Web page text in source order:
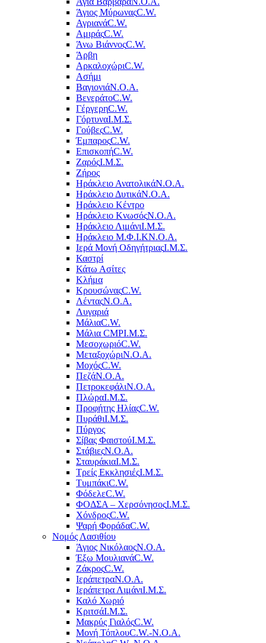
Άγιος ΜύρωναςC.W.
ΑγριανάC.W.
ΑμιράςC.W.
Άνω ΒιάννοςC.W.
Άρβη
ΑρκαλοχώριC.W.
Ασήμι
ΒαγιονιάΝ.Ο.Α.
ΒενεράτοC.W.
ΓέργερηC.W.
ΓόρτυναΙ.Μ.Σ.
ΓούβεςC.W.
ΈμπαροςC.W.
ΕπισκοπήC.W.
ΖαρόςΙ.Μ.Σ.
Ζήρος
Ηράκλειο ΑνατολικάΝ.Ο.Α.
Ηράκλειο ΔυτικάΝ.Ο.Α.
Ηράκλειο Κέντρο
Ηράκλειο ΚνωσόςΝ.Ο.Α.
Ηράκλειο ΛιμάνιΙ.Μ.Σ.
Ηράκλειο Μ.Φ.Ι.ΚΝ.Ο.Α.
Ιερά Μονή ΟδηγήτριαςΙ.Μ.Σ.
Καστρί
Κάτω Ασίτες
Κλήμα
ΚρουσώναςC.W.
ΛένταςΝ.Ο.Α.
Λυγαριά
ΜάλιαC.W.
Μάλια CMPΙ.Μ.Σ.
ΜεσοχωριόC.W.
ΜεταξοχώριΝ.Ο.Α.
ΜοχόςC.W.
ΠεζάΝ.Ο.Α.
ΠετροκεφάλιΝ.Ο.Α.
ΠλώραΙ.Μ.Σ.
Προφήτης ΗλίαςC.W.
ΠυράθιΙ.Μ.Σ.
Πύργος
Σίβας ΦαιστούΙ.Μ.Σ.
ΣτάβιεςΝ.Ο.Α.
ΣταυράκιαΙ.Μ.Σ.
Τρείς ΕκκλησιέςΙ.Μ.Σ.
ΤυμπάκιC.W.
ΦόδελεC.W.
ΦΟΔΣΑ – ΧερσόνησοςΙ.Μ.Σ.
ΧόνδροςC.W.
Ψαρή ΦοράδαC.W.
Νομός Λασιθίου
Άγιος ΝικόλαοςΝ.Ο.Α.
Έξω ΜουλιανάC.W.
ΖάκροςC.W.
ΙεράπετραΝ.Ο.Α.
Ιεράπετρα ΛιμάνιΙ.Μ.Σ.
Καλό Χωριό
ΚριτσάΙ.Μ.Σ.
Μακρύς ΓιαλόςC.W.
Μονή ΤόπλουC.W.-Ν.Ο.Α.